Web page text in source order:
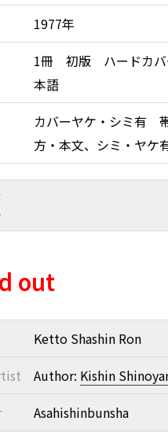
1977年
1冊 初版 ハードカ
本語
カバーヤケ・シミ有
方・本文、シミ・ヤケ
out
Ketto Shashin Ron
Author: Kishin
Asahishinbunsha